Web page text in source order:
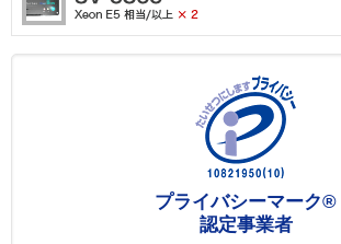
プライバシーマーク®
認定事業者